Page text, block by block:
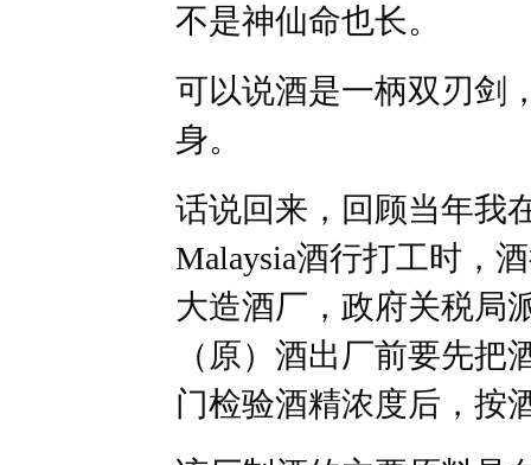
不是神仙命也长。
可以说酒是一柄双刃剑
身。
话说回来，回顾当年我
Malaysia酒行打工时，
大造酒厂，政府关税局
（原）酒出厂前要先
门检验酒精浓度后，按